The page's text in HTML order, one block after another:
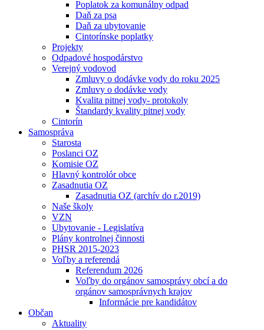
Poplatok za komunálny odpad
Daň za psa
Daň za ubytovanie
Cintorínske poplatky
Projekty
Odpadové hospodárstvo
Verejný vodovod
Zmluvy o dodávke vody do roku 2025
Zmluvy o dodávke vody
Kvalita pitnej vody- protokoly
Štandardy kvality pitnej vody
Cintorín
Samospráva
Starosta
Poslanci OZ
Komisie OZ
Hlavný kontrolór obce
Zasadnutia OZ
Zasadnutia OZ (archív do r.2019)
Naše školy
VZN
Ubytovanie - Legislatíva
Plány kontrolnej činnosti
PHSR 2015-2023
Voľby a referendá
Referendum 2026
Voľby do orgánov samosprávy obcí a do
orgánov samosprávnych krajov
Informácie pre kandidátov
Občan
Aktuality